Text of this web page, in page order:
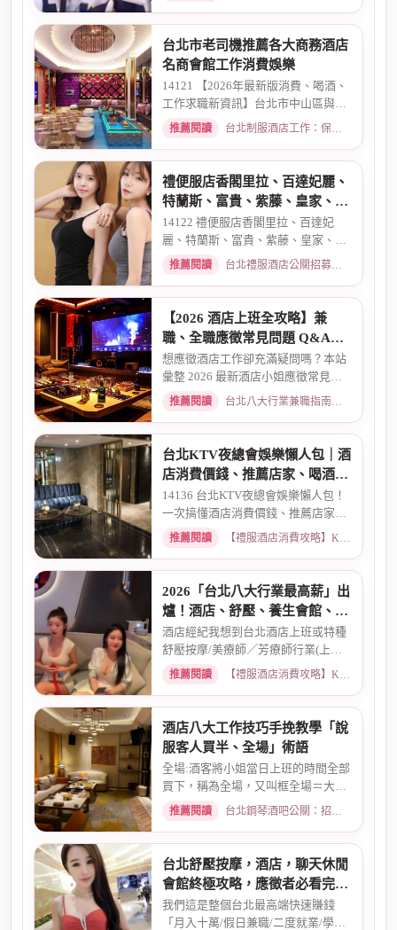
台北市老司機推薦各大商務酒店
名商會館工作消費娛樂
14121 【2026年最新版消費、喝酒、
工作求職新資訊】台北市中山區與東
區酒店老司機推薦舒壓會館、...
推薦閱讀 台北制服酒店工作：保障現領薪資與職缺總覽 · 2026-04-01
禮便服店香閣里拉、百達妃麗、
特蘭斯、富貴、紫藤、皇家、金
典酒店消費
14122 禮便服店香閣里拉、百達妃
麗、特蘭斯、富貴、紫藤、皇家、金
典、消費喝酒 、金拿督、101會...
推薦閱讀 台北禮服酒店公關招募：兼職工作內容與薪資規範 · 2026-06-04
【2026 酒店上班全攻略】兼
職、全職應徵常見問題 Q&A：
薪資、安全、環境全解析
想應徵酒店工作卻充滿疑問嗎？本站
彙整 2026 最新酒店小姐應徵常見問
題 Q&A。深入解析全職與兼職...
推薦閱讀 台北八大行業兼職指南：熱門職缺與求職須知 · 2026-03-09
台北KTV夜總會娛樂懶人包｜酒
店消費價錢、推薦店家、喝酒介
紹一次看懂
14136 台北KTV夜總會娛樂懶人包！
一次搞懂酒店消費價錢、推薦店家、
喝酒介紹。從基本消費、包廂...
推薦閱讀 【禮服酒店消費攻略】KTV喝酒娛樂、價格試算 · 2026-03-16
2026「台北八大行業最高薪」出
爐！酒店、舒壓、養生會館、經
紀人推薦
酒店經紀我想到台北酒店上班或特種
舒壓按摩/美療師／芳療師行業(上班
天數可自選) 特種行業工作也...
推薦閱讀 【禮服酒店消費攻略】KTV喝酒娛樂、價格試算 · 2026-01-15
酒店八大工作技巧手挽教學「說
服客人買半、全場」術語
全場:酒客將小姐當日上班的時間全部
買下，稱為全場，又叫框全場＝大框
＝外全酒店買框送s外全多少...
推薦閱讀 台北鋼琴酒吧公關：招募條件與工作環境介紹 · 2026-03-26
台北舒壓按摩，酒店，聊天休閒
會館終極攻略，應徵者必看完整
指南
我們這是整個台北最高端快速賺錢
「月入十萬/假日兼職/二度就業/學生